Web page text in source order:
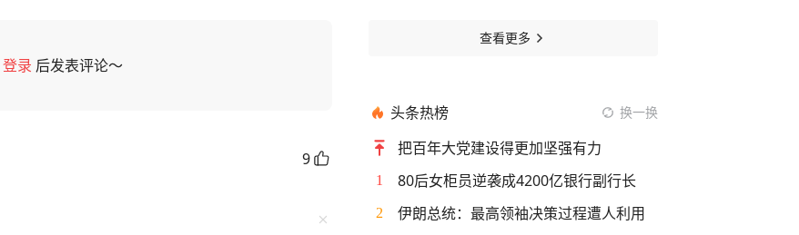
登录 后发表评论～
9
查看更多
头条热榜 换一换
把百年大党建设得更加坚强有力
1 80后女柜员逆袭成4200亿银行副行长
2 伊朗总统：最高领袖决策过程遭人利用